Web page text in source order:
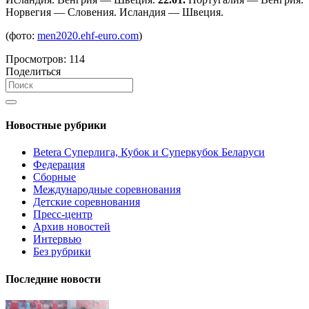
Норвегия — Словения. Исландия — Швеция.
(фото: men2020.ehf-euro.com)
Просмотров: 114
Поделиться
Новостные рубрики
Betera Суперлига, Кубок и Суперкубок Беларуси
Федерация
Сборные
Международные соревнования
Детские соревнования
Пресс-центр
Архив новостей
Интервью
Без рубрики
Последние новости